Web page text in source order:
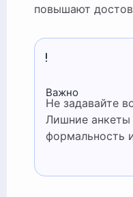
повышают
Важно
Не задавайте вопросы, по которым вы не готовы действовать.
Лишние анкеты
формальность